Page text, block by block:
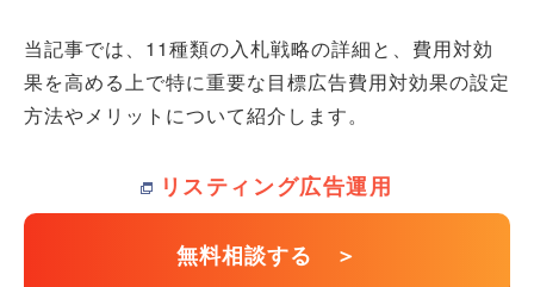
当記事では、11種類の入札戦略の詳細と、費用対効
果を高める上で特に重要な目標広告費用対効果の設定
方法やメリットについて紹介します。
リスティング広告運用